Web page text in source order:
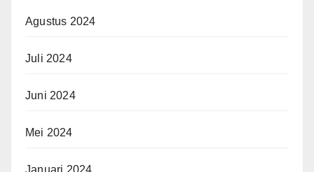
Agustus 2024
Juli 2024
Juni 2024
Mei 2024
Januari 2024